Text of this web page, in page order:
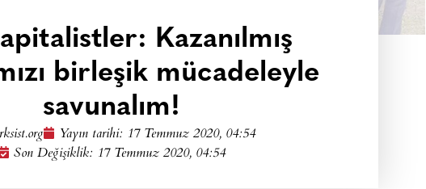
Kazanılmış
birleşik mücadeleyle
savunalım!
Yayın tarihi: 17 Temmuz 2020, 04:54
Son Değişiklik: 17 Temmuz 2020, 04:54